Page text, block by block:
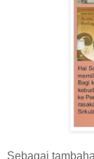
Sebagai